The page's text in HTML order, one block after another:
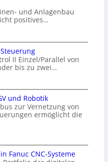
und Anlagenbau
positives…
II Einzel/Parallel von
bis zu zwei…
und Robotik
zur Vernetzung von
ermöglicht die
Fanuc CNC-Systeme